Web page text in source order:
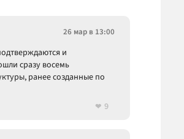
26 мар в 13:00
и
сразу восемь
ранее созданные по
9